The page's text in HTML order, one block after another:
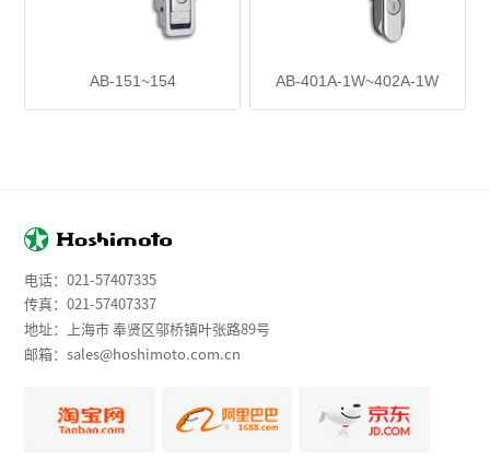
AB-151~154 AB-401A-1W~402A-1W
电话：021-57407335
传真：021-57407337
地址：上海市 奉贤区邬桥镇叶张路89号
邮箱：sales@hoshimoto.com.cn